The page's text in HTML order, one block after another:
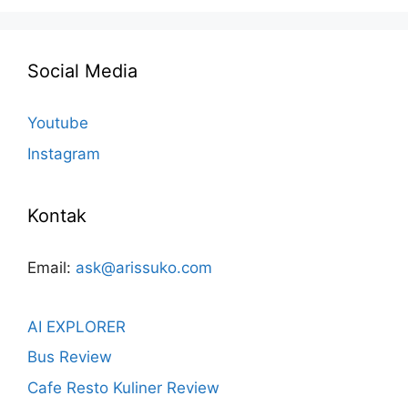
Social Media
Youtube
Instagram
Kontak
Email: ask@arissuko.com
AI EXPLORER
Bus Review
Cafe Resto Kuliner Review